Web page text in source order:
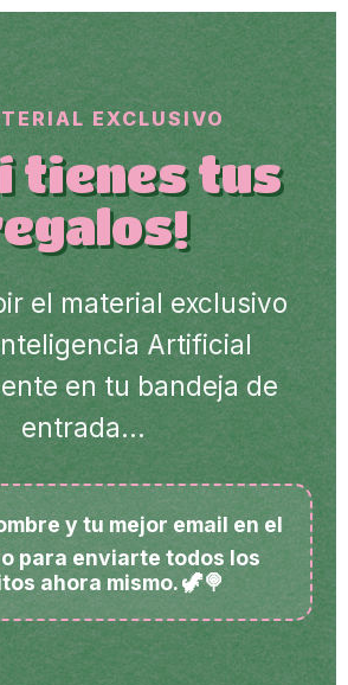
EXCLUSIVO
tienes tus
el material exclusivo
Artificial
en tu bandeja de
entrada...
y tu mejor email en el
para enviarte todos los
ahora mismo. 🦖🍭